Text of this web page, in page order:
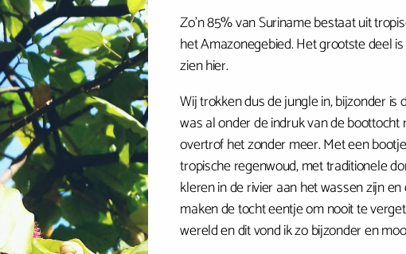
Zo’n 85% van Suriname bestaat uit
het Amazonegebied. Het grootste deel
zien hier.
Wij trokken dus de jungle in, bijzonder
was al onder de indruk van de
overtrof het zonder meer. Met een
tropische regenwoud, met traditionele
kleren in de rivier aan het wassen zijn
maken de tocht eentje om nooit te
wereld en dit vond ik zo bijzonder en